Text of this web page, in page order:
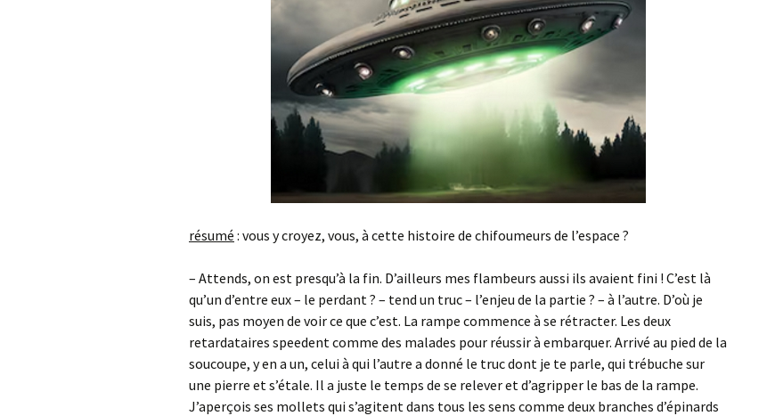
résumé : vous y croyez, vous, à cette histoire de chifoumeurs de l’espace ?
– Attends, on est presqu’à la fin. D’ailleurs mes flambeurs aussi ils avaient fini ! C’est là
qu’un d’entre eux – le perdant ? – tend un truc – l’enjeu de la partie ? – à l’autre. D’où je
suis, pas moyen de voir ce que c’est. La rampe commence à se rétracter. Les deux
retardataires speedent comme des malades pour réussir à embarquer. Arrivé au pied de la
soucoupe, y en a un, celui à qui l’autre a donné le truc dont je te parle, qui trébuche sur
une pierre et s’étale. Il a juste le temps de se relever et d’agripper le bas de la rampe.
J’aperçois ses mollets qui s’agitent dans tous les sens comme deux branches d’épinards